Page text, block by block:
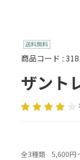
ペット用品
トールで、夏の頭皮
ッフが贈る音声プログ
商品コード :
ザント
全3種類 5,600円